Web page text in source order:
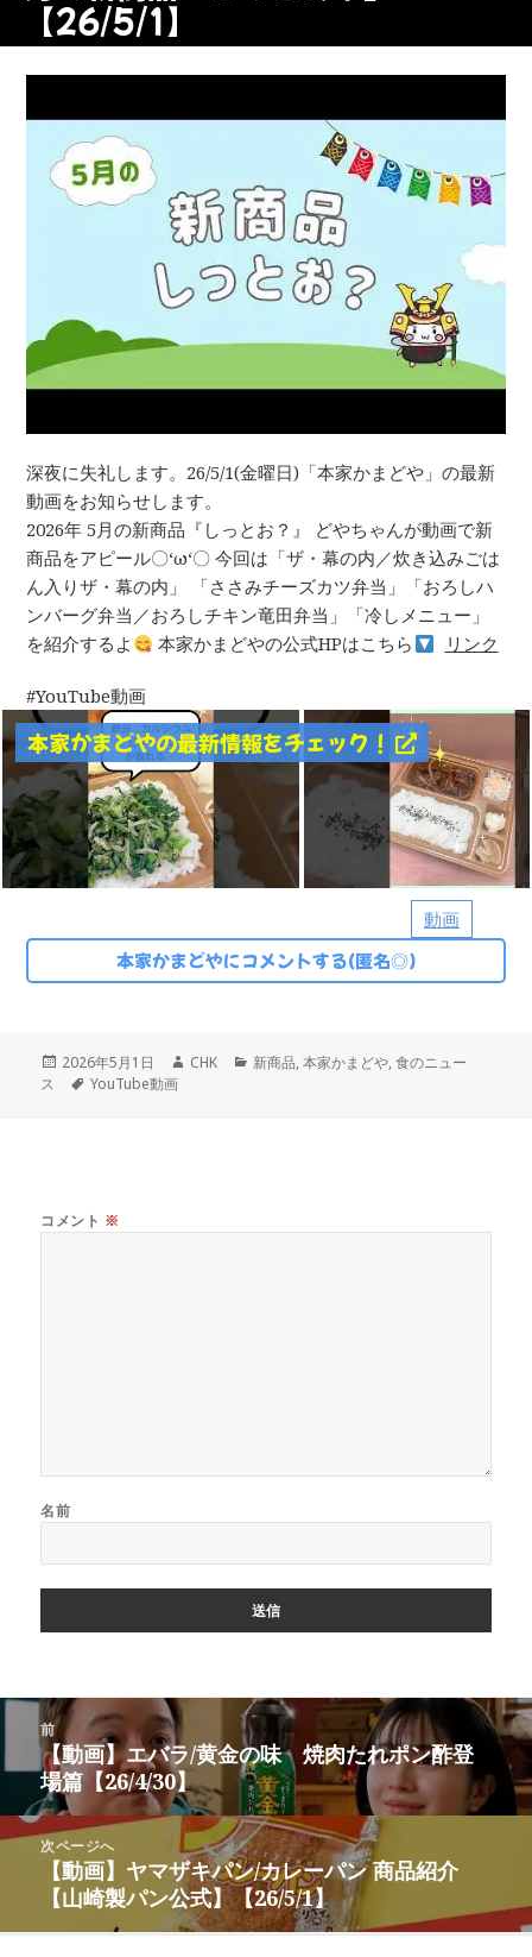
【26/5/1】
深夜に失礼します。26/5/1(金曜日)「本家かまどや」の最新
動画をお知らせします。
2026年 5月の新商品『しっとお？』 どやちゃんが動画で新
商品をアピール〇‘ω‘〇 今回は「ザ・幕の内／炊き込みごは
ん入りザ・幕の内」 「ささみチーズカツ弁当」「おろしハ
ンバーグ弁当／おろしチキン竜田弁当」「冷しメニュー」
を紹介するよ
本家かまどやの公式HPはこちら リンク
動画
YouTube動画
本家かまどやの最新情報をチェック！
本家かまどやにコメントする(匿名◎)
投
稿
2026年5月1日
作
CHK
カ
新商品,本家かまどや,食のニュー
ス
タ
YouTube動画
コメント ※
名前
ナ
ン
前
前
の
投
稿:
【動画】エバラ/黄金の味 焼肉たれポン酢登
場篇【26/4/30】
次ページへ
次
の
投
【動画】ヤマザキパン/カレーパン 商品紹介
【山崎製パン公式】【26/5/1】